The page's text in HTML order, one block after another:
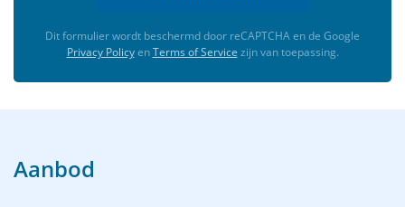
Dit formulier wordt beschermd door reCAPTCHA en de Google
Privacy PolicyenTerms of Service zijn van toepassing.
Aanbod